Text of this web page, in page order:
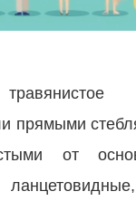
прямыми
от